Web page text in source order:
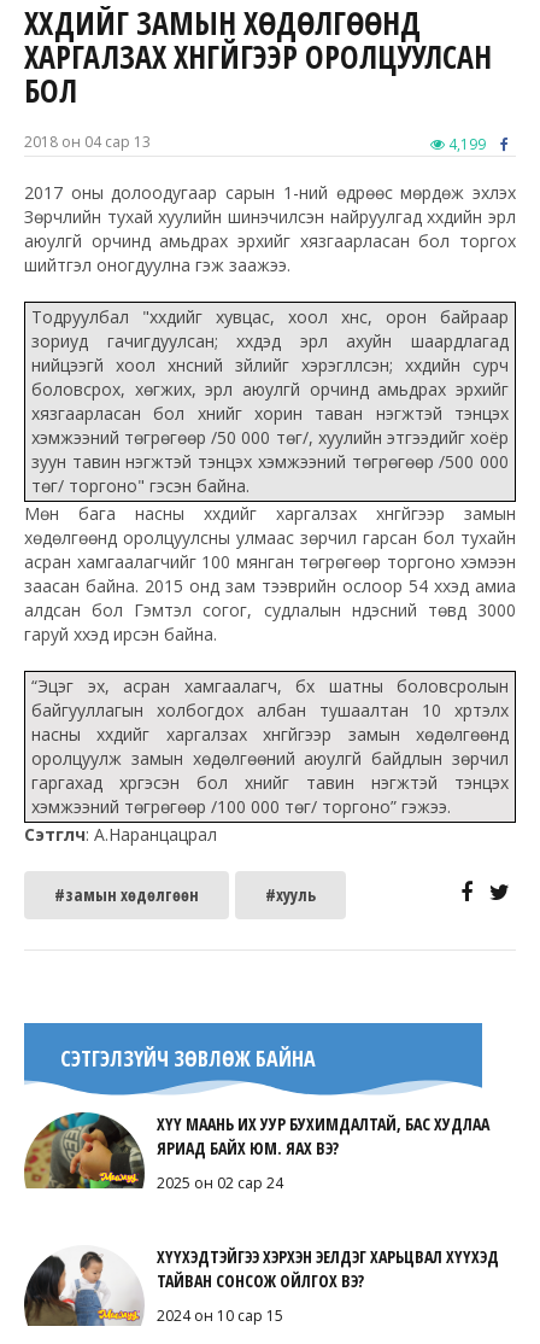
ХҮҮХДИЙГ ЗАМЫН ХӨДӨЛГӨӨНД
ХАРГАЛЗАХ ХҮНГҮЙГЭЭР ОРОЛЦУУЛСАН
БОЛ
2018 он 04 сар 13 4,199
2017 оны долоодугаар сарын 1-ний өдрөөс мөрдөж эхлэх
Зөрчлийн тухай хуулийн шинэчилсэн найруулгад хүүхдийн эрүүл
аюулгүй орчинд амьдрах эрхийг хязгаарласан бол торгох
шийтгэл оногдуулна гэж заажээ.
Тодруулбал "хүүхдийг хувцас, хоол хүнс, орон байраар
зориуд гачигдуулсан; хүүхдэд эрүүл ахуйн шаардлагад
нийцээгүй хоол хүнсний зүйлийг хэрэглүүлсэн; хүүхдийн сурч
боловсрох, хөгжих, эрүүл аюулгүй орчинд амьдрах эрхийг
хязгаарласан бол хүнийг хорин таван нэгжтэй тэнцэх
хэмжээний төгрөгөөр /50 000 төг/, хуулийн этгээдийг хоёр
зуун тавин нэгжтэй тэнцэх хэмжээний төгрөгөөр /500 000
төг/ торгоно" гэсэн байна.
Мөн бага насны хүүхдийг харгалзах хүнгүйгээр замын
хөдөлгөөнд оролцуулсны улмаас зөрчил гарсан бол тухайн
асран хамгаалагчийг 100 мянган төгрөгөөр торгоно хэмээн
заасан байна. 2015 онд зам тээврийн ослоор 54 хүүхэд амиа
алдсан бол Гэмтэл согог, судлалын үндэсний төвд 3000
гаруй хүүхэд ирсэн байна.
“Эцэг эх, асран хамгаалагч, бүх шатны боловсролын
байгууллагын холбогдох албан тушаалтан 10 хүртэлх
насны хүүхдийг харгалзах хүнгүйгээр замын хөдөлгөөнд
оролцуулж замын хөдөлгөөний аюулгүй байдлын зөрчил
гаргахад хүргэсэн бол хүнийг тавин нэгжтэй тэнцэх
хэмжээний төгрөгөөр /100 000 төг/ торгоно” гэжээ.
Сэтгүүлч: А.Наранцацрал
#замын хөдөлгөөн #хууль
СЭТГЭЛЗҮЙЧ ЗӨВЛӨЖ БАЙНА
ХҮҮ МААНЬ ИХ УУР БУХИМДАЛТАЙ, БАС ХУДЛАА
ЯРИАД БАЙХ ЮМ. ЯАХ ВЭ?
2025 он 02 сар 24
ХҮҮХЭДТЭЙГЭЭ ХЭРХЭН ЭЕЛДЭГ ХАРЬЦВАЛ ХҮҮХЭД
ТАЙВАН СОНСОЖ ОЙЛГОХ ВЭ?
2024 он 10 сар 15